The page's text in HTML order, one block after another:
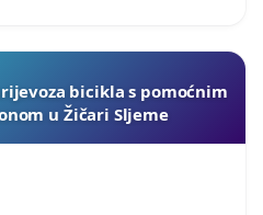
bicikla s pomoćnim
u Žičari Sljeme